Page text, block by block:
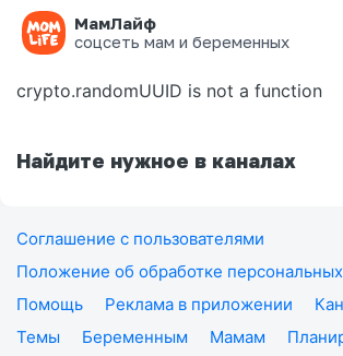
МамЛайф
соцсеть мам и беременных
Ошибка на странице
crypto.randomUUID is not a function
Найдите нужное в каналах
Соглашение с пользователями
Положение об обработке
Помощь
Реклама в приложении
Темы
Беременным Мамам